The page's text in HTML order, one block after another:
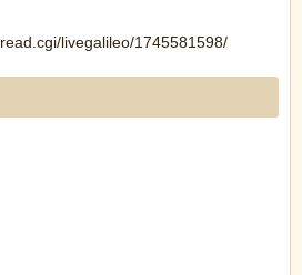
livegalileo/1745581598/